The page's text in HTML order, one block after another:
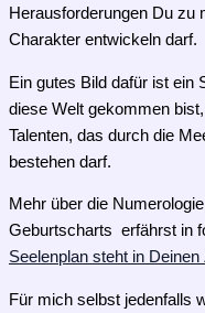
Herausforderungen Du zu
Charakter entwickeln darf.
Ein gutes Bild dafür ist ein
diese Welt gekommen
Talenten, das durch die
bestehen darf.
Mehr über die
Geburtscharts erfährst in
Seelenplan steht in Deinen
Für mich selbst jedenfalls